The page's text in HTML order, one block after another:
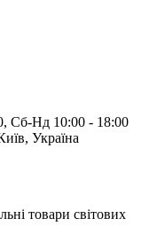
Сб-Нд 10:00 - 18:00
Україна
товари світових